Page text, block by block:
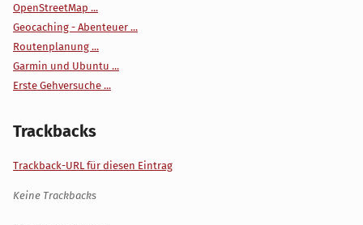
OpenStreetMap ...
Geocaching - Abenteuer ...
Routenplanung ...
Garmin und Ubuntu ...
Erste Gehversuche ...
Trackbacks
Trackback-URL für diesen Eintrag
Keine Trackbacks